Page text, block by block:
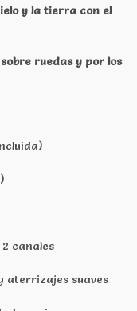
y la tierra con el
ruedas y por los
canales
aterrizajes suaves